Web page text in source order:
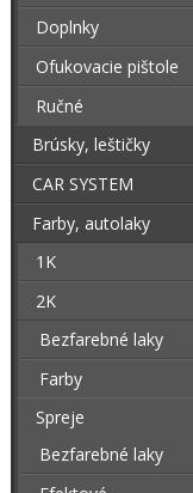
Doplnky
Ofukovacie pištole
Ručné
Brúsky, leštičky
CAR SYSTEM
Farby, autolaky
1K
2K
Bezfarebné laky
Farby
Spreje
Bezfarebné laky